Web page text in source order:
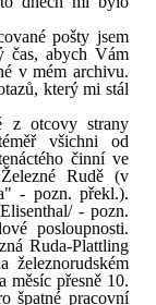
pošty jsem
čas, abych Vám
v mém archivu.
který mi stál
z otcovy strany
všichni od
činní ve
Rudě (v
- pozn. překl.).
- pozn.
posloupnosti.
Ruda-Plattling
železnorudském
měsíc přesně 10.
špatné pracovní